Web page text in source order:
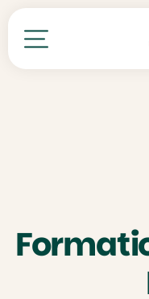
Toutes nos